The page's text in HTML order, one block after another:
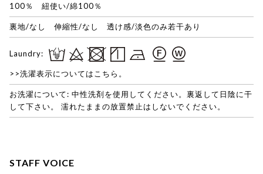
100％ 紐使い/綿100％
裏地/なし 伸縮性/なし 透け感/淡色のみ若干あり
Laundry:
>>洗濯表示についてはこちら。
お洗濯について: 中性洗剤を使用してください。裏返して日陰に干
して下さい。 濡れたままの放置禁止はしないでください。
STAFF VOICE